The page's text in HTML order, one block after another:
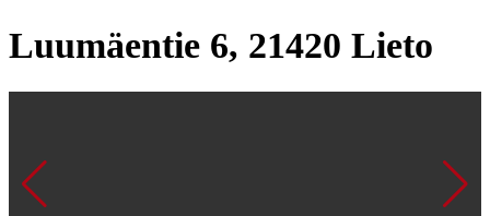
Luumäentie 6, 21420 Lieto